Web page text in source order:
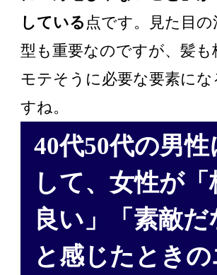
している 点です。見た目
型も重要なのですが、髪も
モテそうに必要な要素にな
すね。
40代50代の男性
して、女性が「
良い」「素敵だ
と感じたとき